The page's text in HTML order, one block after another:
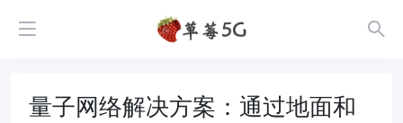
量子网络解决方案：通过地面和